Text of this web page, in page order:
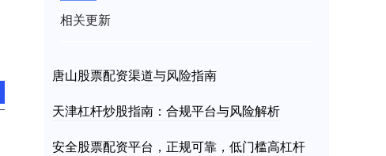
相关更新
唐山股票配资渠道与风险指南
天津杠杆炒股指南：合规平台与风险解析
安全股票配资平台，正规可靠，低门槛高杠杆